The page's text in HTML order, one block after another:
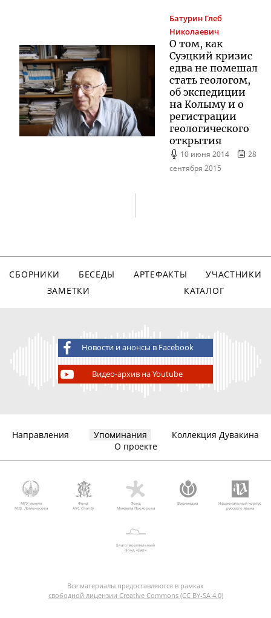
Батурин Глеб
Николаевич
О том, как
Суэцкий кризис
едва не помешал
стать геологом,
об экспедиции
на Колыму и о
регистрации
геологического
открытия
10 июня 2014
28
сентября 2015
СБОРНИКИ БЕСЕДЫ АРТЕФАКТЫ
УЧАСТНИКИ
ЗАМЕТКИ
КАТАЛОГ
Новости и анонсы в Facebook
Видео-архив на Youtube
Направления Упоминания
Коллекция Дувакина
О проекте
МГУ имени
М.В. Ломоносова
Фонд
AVC Charity
Фонд
Михаила Прохорова
Викимедиа
Национальный корпус
русского языка
Благотворительный
фонд «Дар»
Все материалы предоставляются в рамках
свободной лицензии Creative Commons (CC BY-SA 4.0)